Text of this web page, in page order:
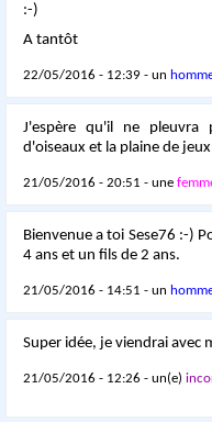
:-)
A tantôt
22/05/2016 - 12:39 - un
J'espère qu'il ne
d'oiseaux et la plaine de
21/05/2016 - 20:51 - une
Bienvenue a toi Sese76 :-)
4 ans et un fils de 2 ans.
21/05/2016 - 14:51 - un
Super idée, je viendrai avec
21/05/2016 - 12:26 - un(e)